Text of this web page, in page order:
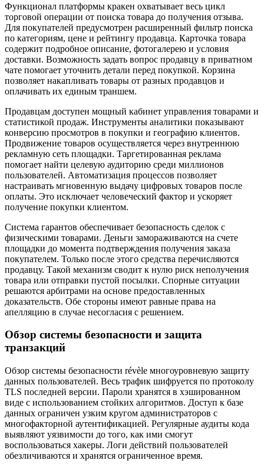
Функционал платформы кракен охватывает весь цикл
торговой операции от поиска товара до получения отзыва.
Для покупателей предусмотрен расширенный фильтр поиска
по категориям, цене и рейтингу продавца. Карточка товара
содержит подробное описание, фотогалерею и условия
доставки. Возможность задать вопрос продавцу в приватном
чате помогает уточнить детали перед покупкой. Корзина
позволяет накапливать товары от разных продавцов и
оплачивать их единым траншем.
Продавцам доступен мощный кабинет управления товарами и
статистикой продаж. Инструменты аналитики показывают
конверсию просмотров в покупки и географию клиентов.
Продвижение товаров осуществляется через внутреннюю
рекламную сеть площадки. Таргетированная реклама
помогает найти целевую аудиторию среди миллионов
пользователей. Автоматизация процессов позволяет
настраивать мгновенную выдачу цифровых товаров после
оплаты. Это исключает человеческий фактор и ускоряет
получение покупки клиентом.
Система гарантов обеспечивает безопасность сделок с
физическими товарами. Деньги замораживаются на счете
площадки до момента подтверждения получения заказа
покупателем. Только после этого средства перечисляются
продавцу. Такой механизм сводит к нулю риск неполучения
товара или отправки пустой посылки. Спорные ситуации
решаются арбитрами на основе предоставленных
доказательств. Обе стороны имеют равные права на
апелляцию в случае несогласия с решением.
Обзор системы безопасности и защита
транзакций
Обзор системы безопасности révèle многоуровневую защиту
данных пользователей. Весь трафик шифруется по протоколу
TLS последней версии. Пароли хранятся в хэшированном
виде с использованием стойких алгоритмов. Доступ к базе
данных ограничен узким кругом администраторов с
многофакторной аутентификацией. Регулярные аудиты кода
выявляют уязвимости до того, как ими смогут
воспользоваться хакеры. Логи действий пользователей
обезличиваются и хранятся ограниченное время.